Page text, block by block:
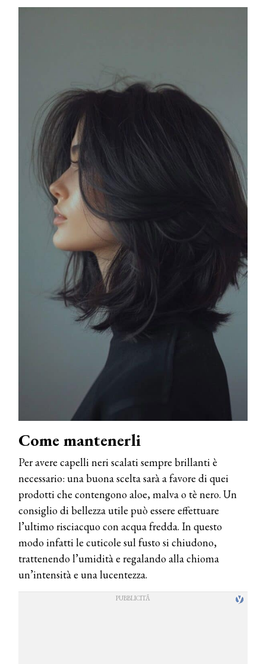
Come mantenerli
Per avere capelli neri scalati sempre brillanti è
necessario: una buona scelta sarà a favore di quei
prodotti che contengono aloe, malva o tè nero. Un
consiglio di bellezza utile può essere effettuare
l’ultimo risciacquo con acqua fredda. In questo
modo infatti le cuticole sul fusto si chiudono,
trattenendo l’umidità e regalando alla chioma
un’intensità e una lucentezza.